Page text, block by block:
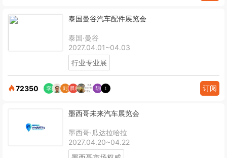
泰国曼谷汽车配件展览会
泰国·曼谷
2027.04.01~04.03
行业专业展
72350 订阅
墨西哥未来汽车展览会
墨西哥·瓜达拉哈拉
2027.04.20~04.22